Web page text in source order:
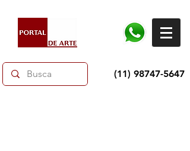
(11) 98747-5647